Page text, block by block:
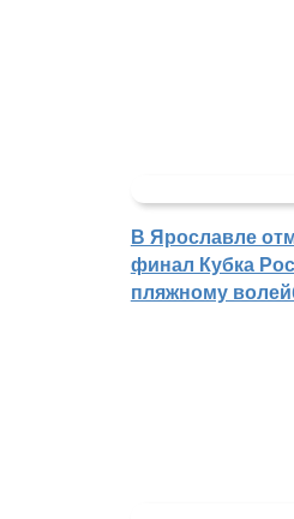
В Ярославле
финал Кубка
пляжному